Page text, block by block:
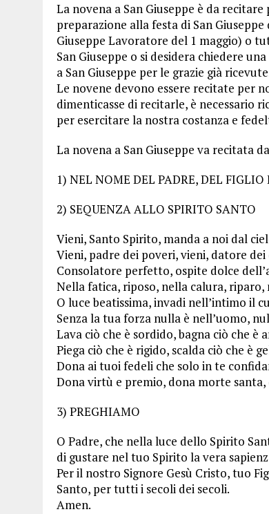
La novena a San Giuseppe è da
preparazione alla festa di San
Giuseppe Lavoratore del 1 maggio) o
San Giuseppe o si desidera chiedere
a San Giuseppe per le grazie già
Le novene devono essere recitate per
dimenticasse di recitarle, è necessario
per esercitare la nostra costanza e
La novena a San Giuseppe va recitata
1) NEL NOME DEL PADRE, DEL
2) SEQUENZA ALLO SPIRITO SANTO
Vieni, Santo Spirito, manda a noi dal
Vieni, padre dei poveri, vieni, datore
Consolatore perfetto, ospite dolce
Nella fatica, riposo, nella calura,
O luce beatissima, invadi nell’intimo il
Senza la tua forza nulla è nell’uomo,
Lava ciò che è sordido, bagna ciò che è
Piega ciò che è rigido, scalda ciò che è
Dona ai tuoi fedeli che solo in te
Dona virtù e premio, dona morte santa,
3) PREGHIAMO
O Padre, che nella luce dello Spirito
di gustare nel tuo Spirito la vera
Per il nostro Signore Gesù Cristo, tuo
Santo, per tutti i secoli dei secoli.
Amen.